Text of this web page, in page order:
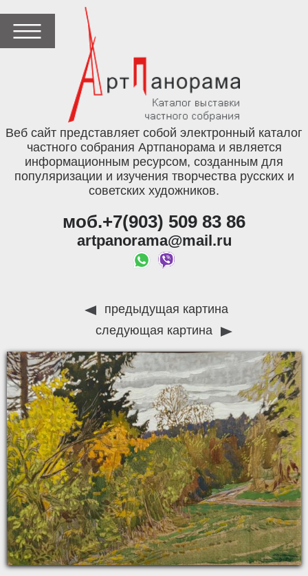
Веб сайт представляет собой электронный каталог
частного собрания Артпанорама и является
информационным ресурсом, созданным для
популяризации и изучения творчества русских и
советских художников.
моб.+7(903) 509 83 86
artpanorama@mail.ru
предыдущая картина
следующая картина